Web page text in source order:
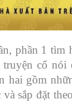
phần 1 tìm
cổ nói
hai gồm
sắp đặt